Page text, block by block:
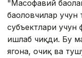
"Масофавий
баҳоловчилар
субъектлари учун
ишлаб чиқди. Бу
ягона, очиқ ва